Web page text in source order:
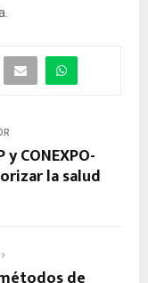
CONEXPO-
la salud